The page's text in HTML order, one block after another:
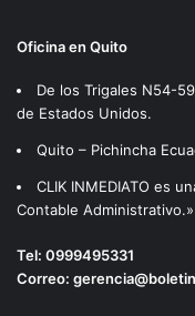
Oficina en Quito
De los Trigales N54-
de Estados Unidos.
Quito – Pichincha
CLIK INMEDIATO es
Contable Administrativo.»
Tel: 0999495331
Correo: